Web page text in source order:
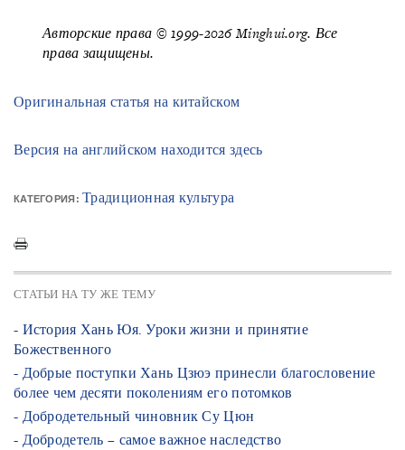
Авторские права © 1999-2026 Minghui.org. Все
права защищены.
Оригинальная статья на китайском
Версия на английском находится здесь
КАТЕГОРИЯ: Традиционная культура
СТАТЬИ НА ТУ ЖЕ ТЕМУ
- История Хань Юя. Уроки жизни и принятие
Божественного
- Добрые поступки Хань Цзюэ принесли благословение
более чем десяти поколениям его потомков
- Добродетельный чиновник Су Цюн
- Добродетель – самое важное наследство